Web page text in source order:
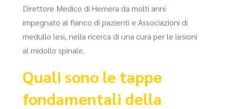
Direttore Medico di Hemera da molti anni
impegnato al fianco di pazienti e Associazioni di
medullo lesi, nella ricerca di una cura per le lesioni
al midollo spinale.
Quali sono le tappe
fondamentali della